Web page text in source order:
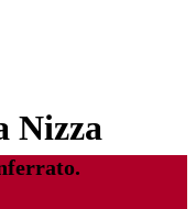
Nizza